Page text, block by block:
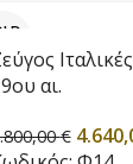
αι.
€